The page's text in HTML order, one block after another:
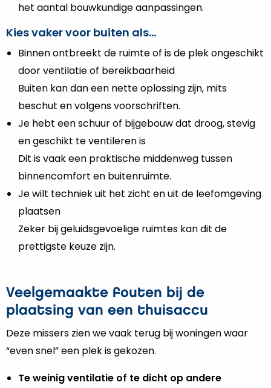
het aantal bouwkundige aanpassingen.
Kies vaker voor buiten als…
Binnen ontbreekt de ruimte of is de plek ongeschikt
door ventilatie of bereikbaarheid
Buiten kan dan een nette oplossing zijn, mits
beschut en volgens voorschriften.
Je hebt een schuur of bijgebouw dat droog, stevig
en geschikt te ventileren is
Dit is vaak een praktische middenweg tussen
binnencomfort en buitenruimte.
Je wilt techniek uit het zicht en uit de leefomgeving
plaatsen
Zeker bij geluidsgevoelige ruimtes kan dit de
prettigste keuze zijn.
Veelgemaakte fouten bij de
plaatsing van een thuisaccu
Deze missers zien we vaak terug bij woningen waar
“even snel” een plek is gekozen.
Te weinig ventilatie of te dicht op andere